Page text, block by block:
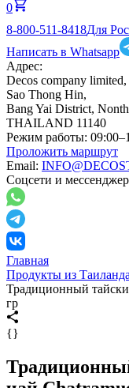
0
8-800-511-8418Для
Написать в Whatsapp
Адрес:
Decos company
Sao Thong Hin,
Bang Yai District,
THAILAND 11140
Режим работы:
Проложить маршрут
Email:
Соцсети и
Главная
Продукты из Таиланда
Традиционный
гр
{}